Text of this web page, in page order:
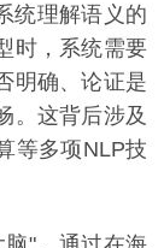
理解语义的
时，系统需要
明确、论证是
。这背后涉及
等多项NLP技